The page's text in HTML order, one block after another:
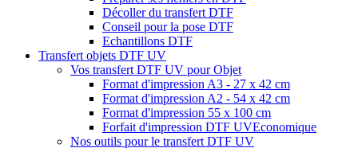
Décoller du transfert DTF
Conseil pour la pose DTF
Echantillons DTF
Transfert objets DTF UV
Vos transfert DTF UV pour Objet
Format d'impression A3 - 27 x 42 cm
Format d'impression A2 - 54 x 42 cm
Format d'impression 55 x 100 cm
Forfait d'impression DTF UVEconomique
Nos outils pour le transfert DTF UV